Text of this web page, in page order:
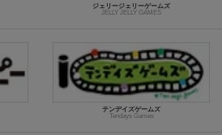
ジェリージェリーゲームズ
JELLY JELLY GAMES
テンデイズゲームズ
Tendays Games